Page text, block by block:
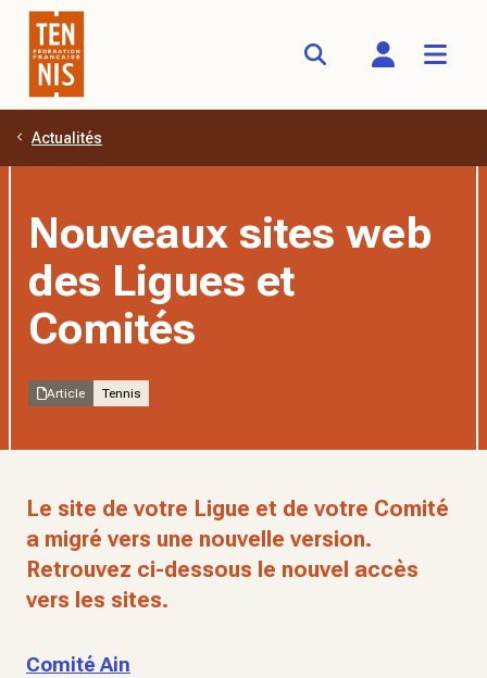
Aller au contenu principal
Actualités
Nouveaux sites web
des Ligues et
Comités
Article Tennis
Le site de votre Ligue et de votre Comité
a migré vers une nouvelle version.
Retrouvez ci-dessous le nouvel accès
vers les sites.
Comité Ain